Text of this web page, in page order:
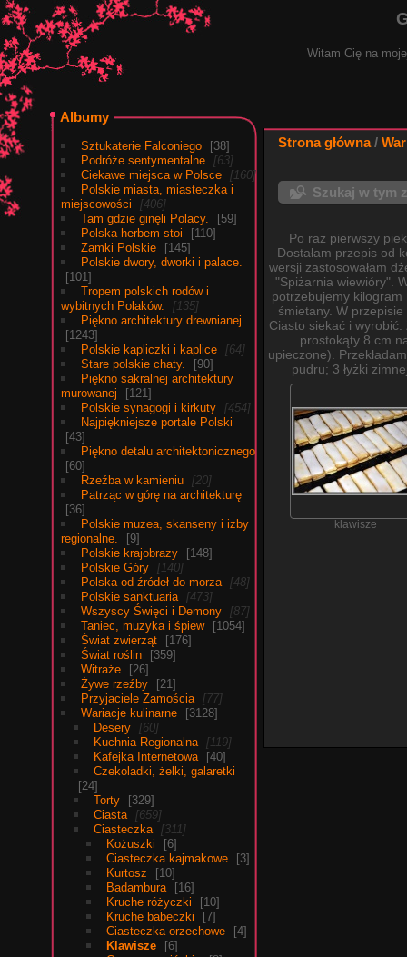
Witam Cię na
Albumy
Sztukaterie Falconiego
38
Podróże sentymentalne
63
Ciekawe miejsca w Polsce
160
Polskie miasta, miasteczka i
miejscowości
406
Tam gdzie ginęli Polacy.
59
Polska herbem stoi
110
Zamki Polskie
145
Polskie dwory, dworki i palace.
101
Tropem polskich rodów i
wybitnych Polaków.
135
Piękno architektury drewnianej
1243
Polskie kapliczki i kaplice
64
Stare polskie chaty.
90
Piękno sakralnej architektury
murowanej
121
Polskie synagogi i kirkuty
454
Najpiękniejsze portale Polski
43
Piękno detalu architektonicznego
60
Rzeźba w kamieniu
20
Patrząc w górę na architekturę
36
Polskie muzea, skanseny i izby
regionalne.
9
Polskie krajobrazy
148
Polskie Góry
140
Polska od źródeł do morza
48
Polskie sanktuaria
473
Wszyscy Święci i Demony
87
Taniec, muzyka i śpiew
1054
Świat zwierząt
176
Świat roślin
359
Witraże
26
Żywe rzeźby
21
Przyjaciele Zamościa
77
Wariacje kulinarne
3128
Desery
60
Kuchnia Regionalna
119
Kafejka Internetowa
40
Czekoladki, żelki, galaretki
24
Torty
329
Ciasta
659
Ciasteczka
311
Kożuszki
6
Ciasteczka kajmakowe
3
Kurtosz
10
Badambura
16
Kruche różyczki
10
Kruche babeczki
7
Ciasteczka orzechowe
4
Klawisze
6
Strona główna/
Szukaj w tym
Po raz pierwszy
Dostałam przepis od
wersji zastosowałam
"Spiżarnia wiewióry".
potrzebujemy kilogram
śmietany. W
Ciasto siekać i
prostokąty 8 cm
upieczone).
pudru; 3 łyżki
klawisze